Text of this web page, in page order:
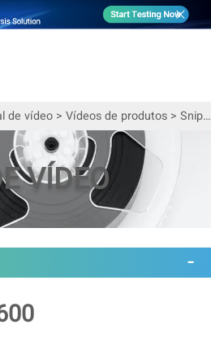
de vídeo> Vídeos de produtos> Snippet - Como medir o tamanho das partículas de café em pó
VÍDEO